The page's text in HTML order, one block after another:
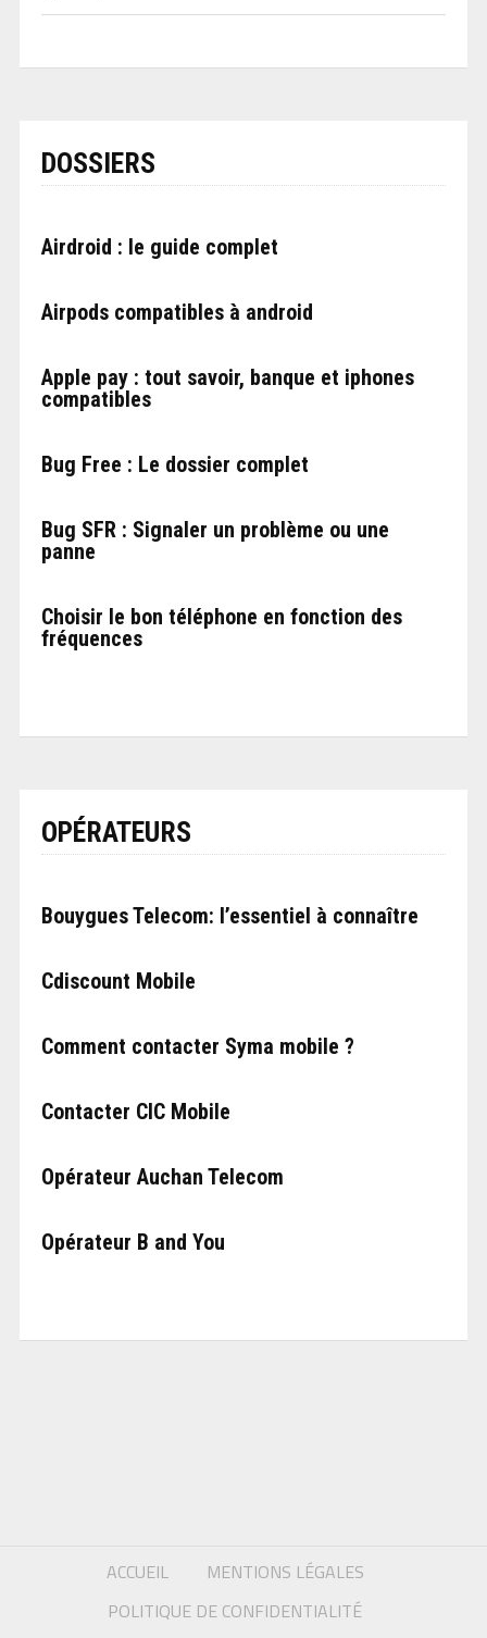
DOSSIERS
Airdroid : le guide complet
Airpods compatibles à android
Apple pay : tout savoir, banque et iphones
compatibles
Bug Free : Le dossier complet
Bug SFR : Signaler un problème ou une
panne
Choisir le bon téléphone en fonction des
fréquences
OPÉRATEURS
Bouygues Telecom: l’essentiel à connaître
Cdiscount Mobile
Comment contacter Syma mobile ?
Contacter CIC Mobile
Opérateur Auchan Telecom
Opérateur B and You
ACCUEIL
MENTIONS LÉGALES
POLITIQUE DE CONFIDENTIALITÉ